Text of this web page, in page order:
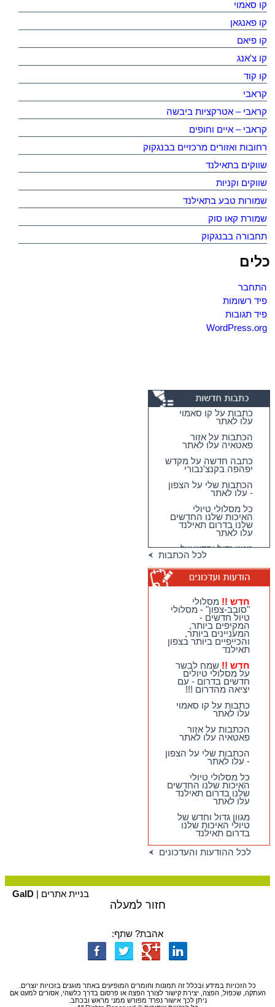
קו סאמוי
קו פאנגאן
קו פיאם
קו צ'אנג
קו קוד
קראבי
קראבי – אטרקציות ביבשה
קראבי – איים וחופים
רחובות ואזורים מרכזיים בבנגקוק
שווקים בתאילנד
שווקים וקניות
שמורות טבע בתאילנד
שמורת קאו סוק
תחבורה בבנגקוק
כלים
התחבר
פיד רשומות
פיד תגובות
WordPress.org
כתבות על קו סאמוי
עלו לאתר
הכתבות על אזור
פאטאיה עלו לאתר
כתבה חדשה על מקדש
יפהפה בקנצ'נבורי
הכתבות שלי על הצפון
- עלו לאתר
כל מסלולי טיולי
האיכות שלנו החדשים
שלנו בדרום תאילנד
עלו לאתר
מגוון גדול וחדש של
טיולי האיכות שלנו
טיולי יום מהואה הין -
מבחר גדול של
מסלולים כייפיים
וחווייתיים לנופשים
בהואה הין !!
חדש !!מסלולי
"סובב-צפון" - מסלולי
טיול חדשים - המקיפים
ביותר, המעניינים
ביותר, והכייפיים ביותר
בצפון תאילנד
חדש !! שמח לבשר על
מסלולי טיולים חדשים
בדרום - עם יציאה
מהדרום !!!
לכל הכתבות
חדש !! מסלולי
"סובב-צפון" - מסלולי
טיול חדשים -
המקיפים ביותר,
המעניינים ביותר,
והכייפיים ביותר בצפון
תאילנד
חדש !! שמח לבשר
על מסלולי טיולים
חדשים בדרום - עם
יציאה מהדרום !!!
כתבות על קו סאמוי
עלו לאתר
הכתבות על אזור
פאטאיה עלו לאתר
הכתבות שלי על הצפון
- עלו לאתר
כל מסלולי טיולי
האיכות שלנו החדשים
שלנו בדרום תאילנד
עלו לאתר
מגוון גדול וחדש של
טיולי האיכות שלנו
בדרום תאילנד
לכל ההודעות והעדכונים
בניית אתרים | GalD
חזור למעלה
אהבת? שתף:
כל הזכויות במידע ובכלל זה תמונות וחומרים המופיעים באתר מוגנים בזכויות יוצרים.
העתקה, שכפול, הפצה, יצירת קישור לצורך הפצה או פרסום בדרך כלשהי, אסורים למעט אם
ניתן לכך אישור נפרד מפורש ממני מראש ובכתב.